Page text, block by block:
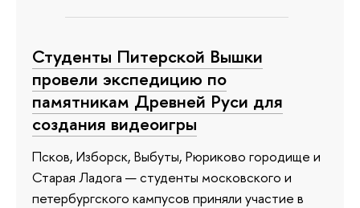
Студенты Питерской Вышки
провели экспедицию по
памятникам Древней Руси для
создания видеоигры
Псков, Изборск, Выбуты, Рюриково городище и
Старая Ладога — студенты московского и
петербургского кампусов приняли участие в